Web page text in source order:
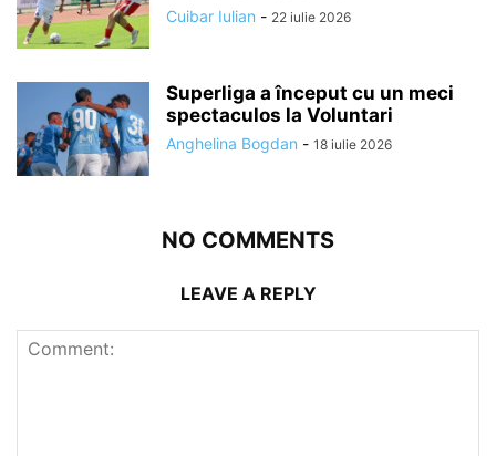
Cuibar Iulian - 22 iulie 2026
Superliga a început cu un meci
spectaculos la Voluntari
Anghelina Bogdan - 18 iulie 2026
NO COMMENTS
LEAVE A REPLY